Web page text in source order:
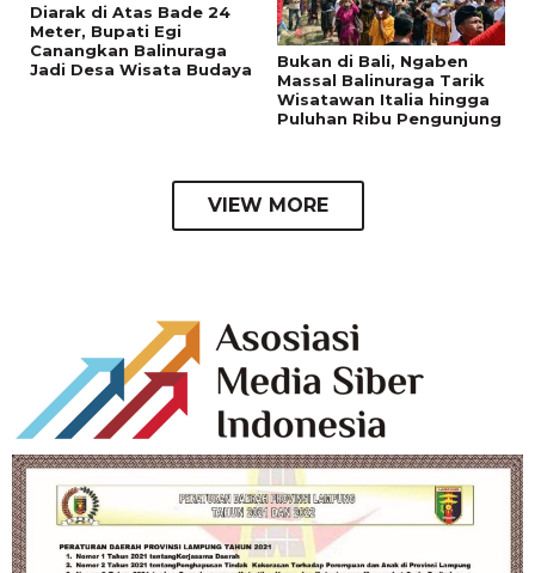
Diarak di Atas Bade 24
Meter, Bupati Egi
Canangkan Balinuraga
Jadi Desa Wisata Budaya
Bukan di Bali, Ngaben
Massal Balinuraga Tarik
Wisatawan Italia hingga
Puluhan Ribu Pengunjung
VIEW MORE